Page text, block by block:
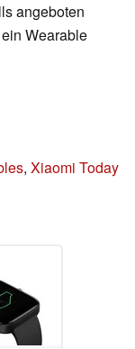
angeboten
Wearable
, Xiaomi Today